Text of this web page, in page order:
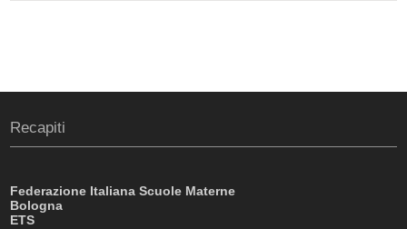
Recapiti
Federazione Italiana Scuole Materne
Bologna
ETS